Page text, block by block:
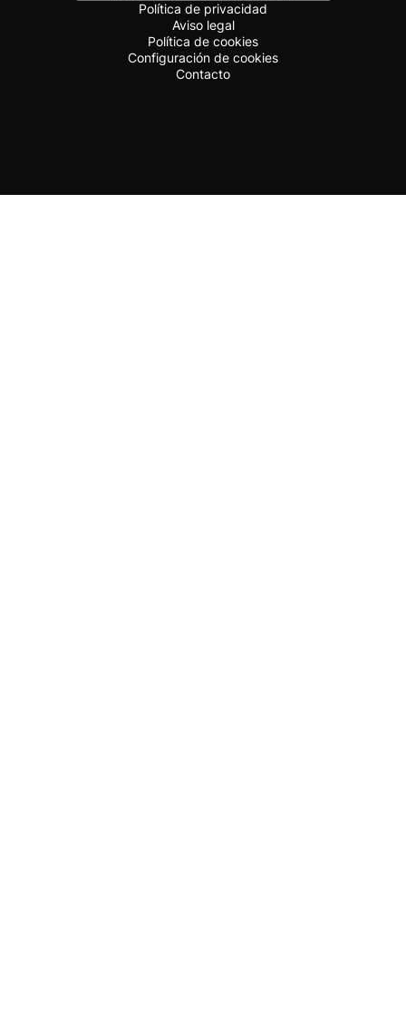
Política de privacidad
Aviso legal
Política de cookies
Configuración de cookies
Contacto